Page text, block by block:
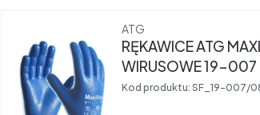
Producent
ATG
RĘKAWICE ATG
WIRUSOWE 19-007
08
Kod produktu: SF_19-007/